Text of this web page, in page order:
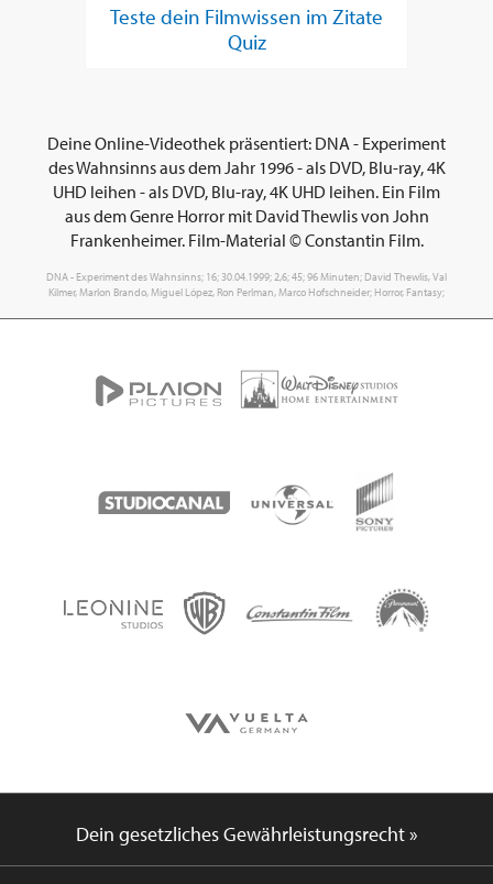
Teste dein Filmwissen im Zitate
Quiz
Deine Online-Videothek präsentiert: DNA - Experiment
des Wahnsinns aus dem Jahr 1996 - als DVD, Blu-ray, 4K
UHD leihen - als DVD, Blu-ray, 4K UHD leihen. Ein Film
aus dem Genre Horror mit David Thewlis von John
Frankenheimer. Film-Material © Constantin Film.
DNA - Experiment des Wahnsinns; 16; 30.04.1999; 2,6; 45; 96 Minuten; David Thewlis, Val
Kilmer, Marlon Brando, Miguel López, Ron Perlman, Marco Hofschneider; Horror, Fantasy;
Dein gesetzliches Gewährleistungsrecht »